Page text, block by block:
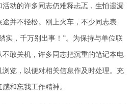
动的许多同志仍难释忐忑，生怕遗漏
并不轻松。刚上火车，不少同志表
实，千万别出事！”。为保持与单位联
敢关机，许多同志把沉重的笔记本电
览，以便对相关信息作及时处理。充
和忘我工作精神。